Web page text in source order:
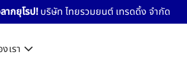
ากยุโรป! บริษัท ไทยรวมยนต์ เทรดดิ้ง จำกัด
เรา